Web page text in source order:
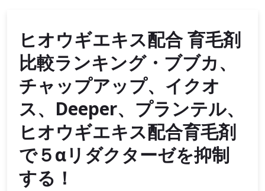
ヒオウギエキス配合 育毛剤
比較ランキング・ブブカ、
チャップアップ、イクオ
ス、Deeper、プランテル、
ヒオウギエキス配合育毛剤
で５αリダクターゼを抑制
する！